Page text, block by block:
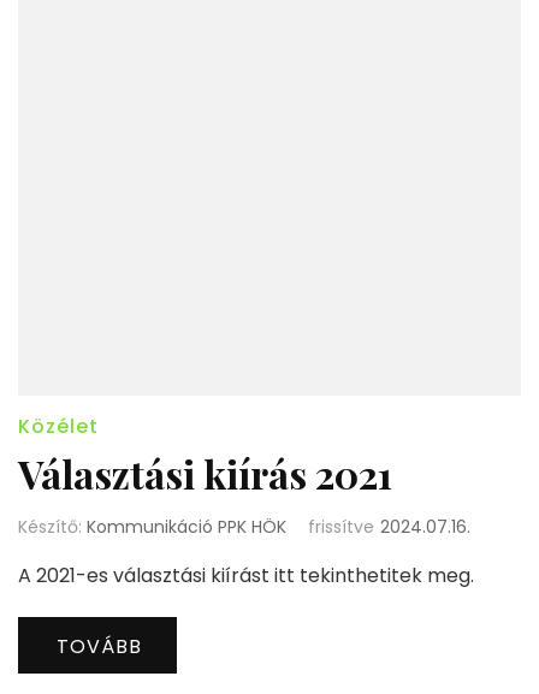
Közélet
Választási kiírás 2021
Készítő: Kommunikáció PPK HÖK frissítve 2024.07.16.
A 2021-es választási kiírást itt tekinthetitek meg.
TOVÁBB